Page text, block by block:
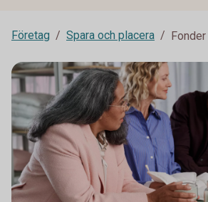
Företag Spara och placera Fonder